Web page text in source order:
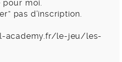
moi.
pas d’inscription.
academy.fr/le-jeu/les-